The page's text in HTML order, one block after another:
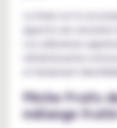
La fraise est ici
apporte une
Les utilisateurs
rafraîchissantes
Pêche Fruits
mélange